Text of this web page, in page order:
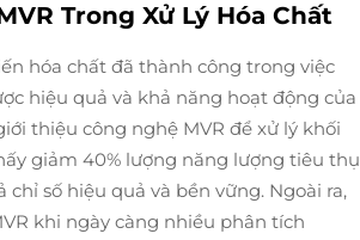
Trong Xử Lý Hóa Chất
hóa chất đã thành công trong việc
hiệu quả và khả năng hoạt động của
thiệu công nghệ MVR để xử lý khối
giảm 40% lượng năng lượng tiêu thụ
số hiệu quả và bền vững. Ngoài ra,
khi ngày càng nhiều phân tích